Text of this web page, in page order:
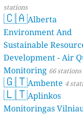
stations
🇨🇦Alberta
Environment And
Sustainable
Development - Air
Monitoring 66 stations
🇬🇹Ambente 4
🇱🇹Aplinkos
Monitoringas